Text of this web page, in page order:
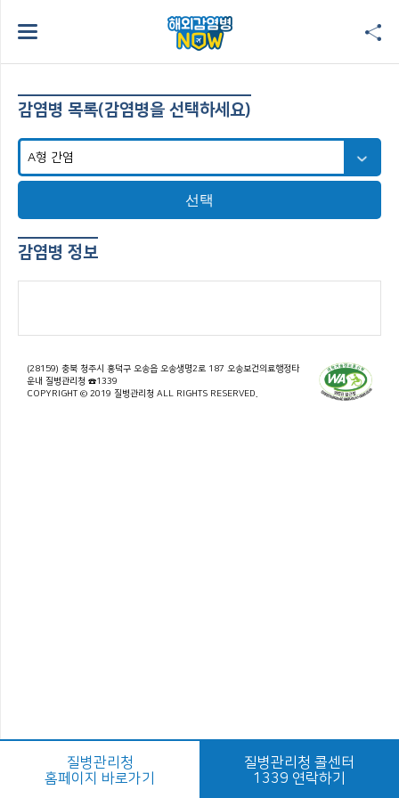
감염병 목록(감염병을 선택하세요)
선택
감염병 정보
(28159) 충북 청주시 흥덕구 오송읍 오송생명2로 187 오송보건의료행정타
운내 질병관리청 ☎1339
COPYRIGHT © 2019 질병관리청 ALL RIGHTS RESERVED.
질병관리청
홈페이지 바로가기
질병관리청 콜센터
1339 연락하기